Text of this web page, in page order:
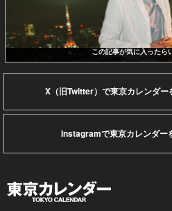
この記事が気に入ったら
X（旧Twitter）で東京カレンダー
Instagramで東京カレンダー